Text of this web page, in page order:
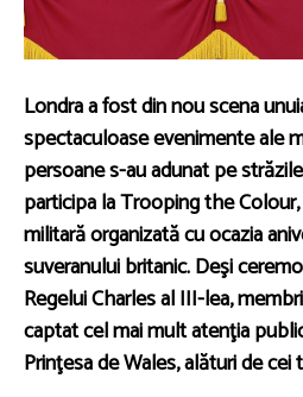
Londra a fost din nou scena
spectaculoase evenimente ale
persoane s-au adunat pe
participa la Trooping the
militară organizată cu ocazia
suveranului britanic. Deşi
Regelui Charles al III-lea,
captat cel mai mult atenţia
Prinţesa de Wales, alături de cei